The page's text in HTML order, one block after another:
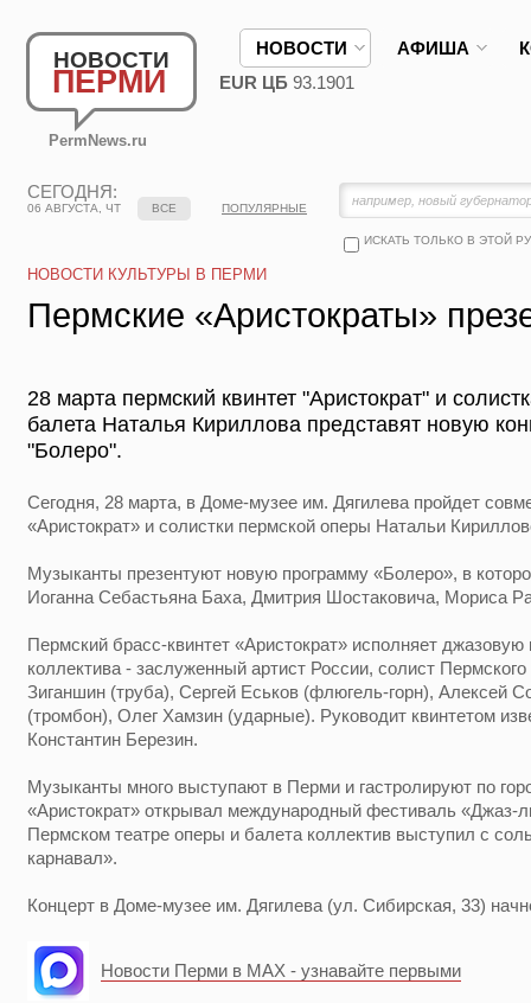
НОВОСТИ
ПЕРМИ
PermNews.ru
НОВОСТИ АФИША
EUR ЦБ 93.1901
СЕГОДНЯ:
06 АВГУСТА, ЧТ
ИСКАТЬ ТОЛЬКО В ЭТОЙ
ВСЕ ПОПУЛЯРНЫЕ
НОВОСТИ КУЛЬТУРЫ В ПЕРМИ
Пермские «Аристократы»
28 марта пермский квинтет "Аристократ" и
балета Наталья Кириллова представят новую
"Болеро".
Сегодня, 28 марта, в Доме-музее им. Дягилева пройдет
«Аристократ» и солистки пермской оперы Натальи
Музыканты презентуют новую программу «Болеро», в
Иоганна Себастьяна Баха, Дмитрия Шостаковича, Мориса
Пермский брасс-квинтет «Аристократ» исполняет
коллектива - заслуженный артист России, солист
Зиганшин (труба), Сергей Еськов (флюгель-горн), Алексей
(тромбон), Олег Хамзин (ударные). Руководит квинтетом
Константин Березин.
Музыканты много выступают в Перми и гастролируют по
«Аристократ» открывал международный фестиваль «Джаз-
Пермском театре оперы и балета коллектив выступил с
карнавал».
Концерт в Доме-музее им. Дягилева (ул. Сибирская, 33)
Новости Перми в MAX - узнавайте первыми